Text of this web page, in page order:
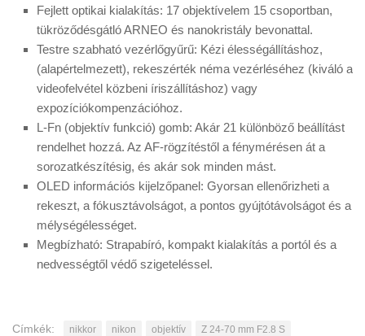
Fejlett optikai kialakítás: 17 objektívelem 15 csoportban,
tükröződésgátló ARNEO és nanokristály bevonattal.
Testre szabható vezérlőgyűrű: Kézi élességállításhoz,
(alapértelmezett), rekeszérték néma vezérléséhez (kiváló a
videofelvétel közbeni íriszállításhoz) vagy
expozíciókompenzációhoz.
L-Fn (objektív funkció) gomb: Akár 21 különböző beállítást
rendelhet hozzá. Az AF-rögzítéstől a fénymérésen át a
sorozatkészítésig, és akár sok minden mást.
OLED információs kijelzőpanel: Gyorsan ellenőrizheti a
rekeszt, a fókusztávolságot, a pontos gyújtótávolságot és a
mélységélességet.
Megbízható: Strapabíró, kompakt kialakítás a portól és a
nedvességtől védő szigeteléssel.
Címkék: nikkor nikon objektív
Z 24-70 mm F2.8 S